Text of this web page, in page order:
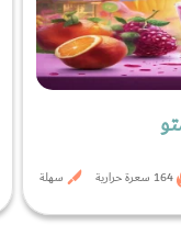
164 سعرة حرارية سهلة